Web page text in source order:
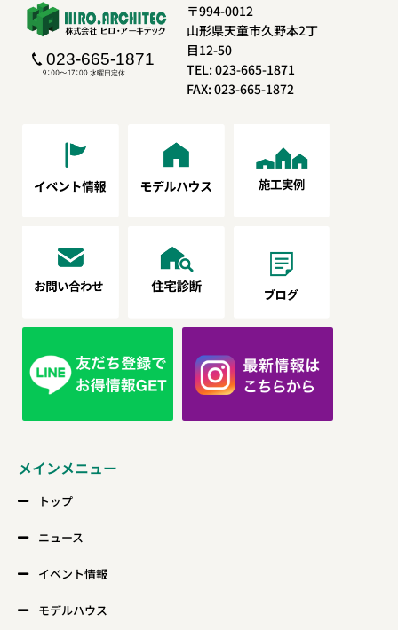
〒994-0012
山形県天童市久野本2丁
目12-50
TEL: 023-665-1871
FAX: 023-665-1872
メインメニュー
トップ
ニュース
イベント情報
モデルハウス